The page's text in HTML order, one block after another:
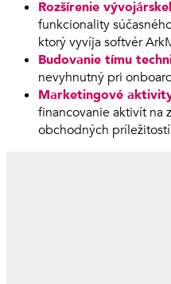
Rozšírenie
funkcionality
ktorý vyvíja softvér
Budovanie tímu
nevyhnutný pri
Marketingové
financovanie aktivít na
obchodných